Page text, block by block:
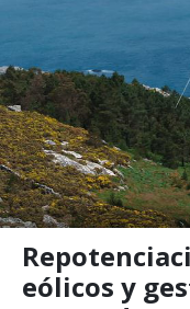
eólicos y